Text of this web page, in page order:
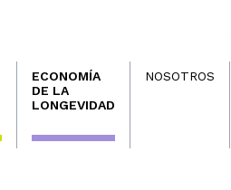
ECONOMÍA
DE LA
LONGEVIDAD
NOSOTROS